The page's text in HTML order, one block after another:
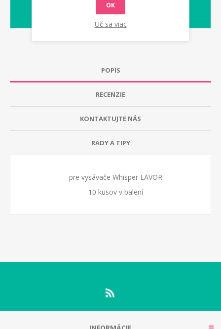
Dodacia lehota:1-2 dny
POPIS
RECENZIE
KONTAKTUJTE NÁS
RADY A TIPY
pre vysávače Whisper LAVOR
10 kusov v balení
OK
Uč sa viac